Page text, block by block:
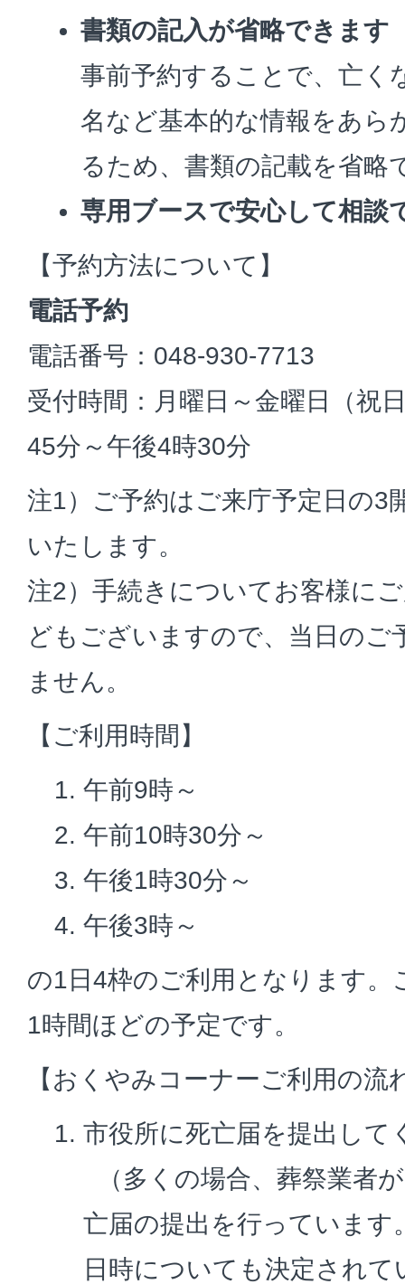
書類の記入が省略できます
事前予約することで、亡く
名など基本的な情報をあら
るため、書類の記載を省略
専用ブースで安心して相談
【予約方法について】
電話予約
電話番号：048-930-7713
受付時間：月曜日～金曜日（祝
45分～午後4時30分
注1）ご予約はご来庁予定日の3
いたします。
注2）手続きについてお客様に
どもございますので、当日のご
ません。
【ご利用時間】
午前9時～
午前10時30分～
午後1時30分～
午後3時～
の1日4枠のご利用となります。
1時間ほどの予定です。
【おくやみコーナーご利用の流
市役所に死亡届を提出して
（多くの場合、葬祭業者
亡届の提出を行っています
日時についても決定され